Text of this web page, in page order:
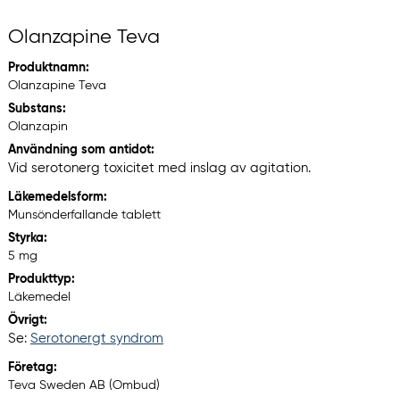
Olanzapine Teva
Produktnamn:
Olanzapine Teva
Substans:
Olanzapin
Användning som antidot:
Vid serotonerg toxicitet med inslag av agitation.
Läkemedelsform:
Munsönderfallande tablett
Styrka:
5 mg
Produkttyp:
Läkemedel
Övrigt:
Se: Serotonergt syndrom
Företag:
Teva Sweden AB (Ombud)